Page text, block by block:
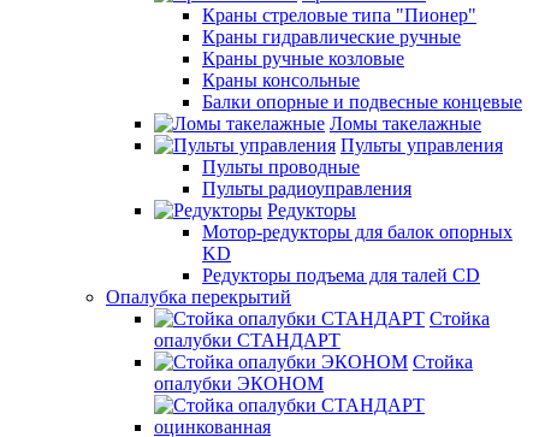
Краны стреловые типа "Пионер"
Краны гидравлические ручные
Краны ручные козловые
Краны консольные
Балки опорные и подвесные концевые
Ломы такелажные
Пульты управления
Пульты проводные
Пульты радиоуправления
Редукторы
Мотор-редукторы для балок опорных
KD
Редукторы подъема для талей CD
Опалубка перекрытий
Стойка
опалубки СТАНДАРТ
Стойка
опалубки ЭКОНОМ